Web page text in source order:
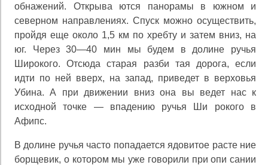
обнажений. Открыва ются панорамы в южном и
северном направлениях. Спуск можно осуществить,
пройдя еще около 1,5 км по хребту и затем вниз, на
юг. Через 30—40 мин мы будем в долине ручья
Широкого. Отсюда старая разби тая дорога, если
идти по ней вверх, на запад, приведет в верховья
Убина. А при движении вниз она вы ведет нас к
исходной точке — впадению ручья Ши рокого в
Афипс.
В долине ручья часто попадается ядовитое расте ние
борщевик, о котором мы уже говорили при опи сании